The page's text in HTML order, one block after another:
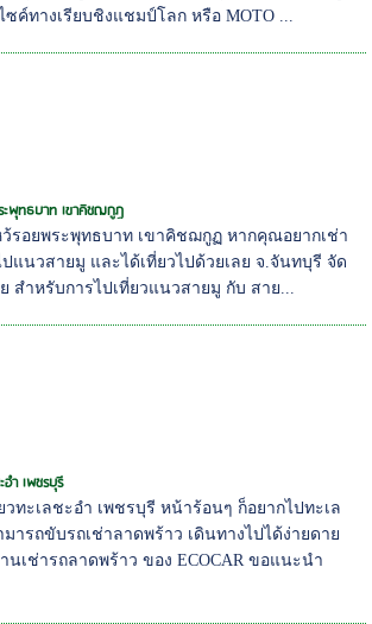
ค์ทางเรียบชิงแชมป์โลก หรือ MOTO ...
ะพุทธบาท เขาคิชฌกูฏ
ว้รอยพระพุทธบาท เขาคิชฌกูฏ หากคุณอยากเช่า
ปแนวสายมู และได้เที่ยวไปด้วยเลย จ.จันทบุรี จัด
สำหรับการไปเที่ยวแนวสายมู กับ สาย...
อำ เพชรบุรี
วทะเลชะอำ เพชรบุรี หน้าร้อนๆ ก็อยากไปทะเล
ารถขับรถเช่าลาดพร้าว เดินทางไปได้ง่ายดาย
นเช่ารถลาดพร้าว ของ ECOCAR ขอแนะนำ